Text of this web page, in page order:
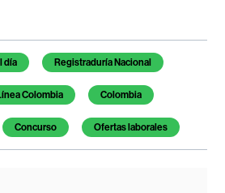
día Registraduría Nacional
Colombia Colombia
Concurso Ofertas laborales